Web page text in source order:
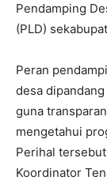
Pendamping
(PLD)
Peran
desa
guna
mengetahui
Perihal
Koordinator